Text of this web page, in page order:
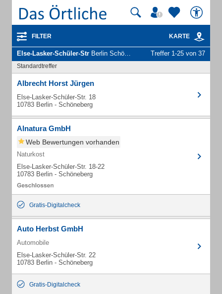
FILTER KARTE
Else-Lasker-Schüler-Str Berlin Schöneberg - Unternehmen und Personen Treffer 1-25 von 37
Standardtreffer
Albrecht Horst Jürgen
Else-Lasker-Schüler-Str. 18
10783 Berlin - Schöneberg
Alnatura GmbH
Web Bewertungen vorhanden
Naturkost
Else-Lasker-Schüler-Str. 18-22
10783 Berlin - Schöneberg
Gratis-Digitalcheck
Auto Herbst GmbH
Automobile
Else-Lasker-Schüler-Str. 22
10783 Berlin - Schöneberg
Gratis-Digitalcheck